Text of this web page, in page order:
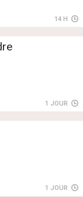
14 H
1 JOUR
1 JOUR